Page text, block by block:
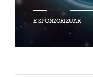
E SPONZORIZUAR